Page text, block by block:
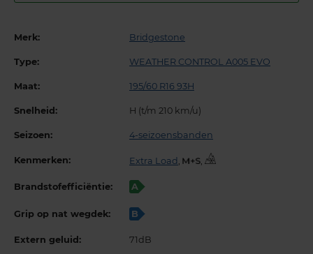
Merk: Bridgestone
Type: WEATHER CONTROL A005 EVO
Maat: 195/60 R16 93H
Snelheid: H (t/m 210 km/u)
Seizoen: 4-seizoensbanden
Kenmerken: Extra Load , ,
Brandstofefficiëntie: A
Grip op nat wegdek: B
Extern geluid: 71dB